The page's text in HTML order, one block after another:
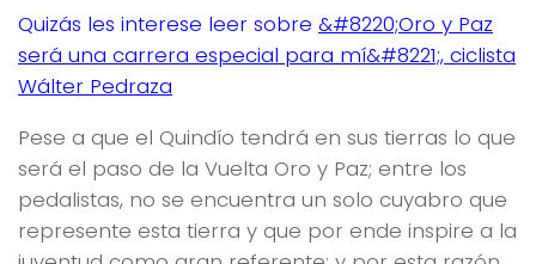
Quizás les interese leer sobre &#8220;Oro y Paz
será una carrera especial para mí&#8221;, ciclista
Wálter Pedraza
Pese a que el Quindío tendrá en sus tierras lo que
será el paso de la Vuelta Oro y Paz; entre los
pedalistas, no se encuentra un solo cuyabro que
represente esta tierra y que por ende inspire a la